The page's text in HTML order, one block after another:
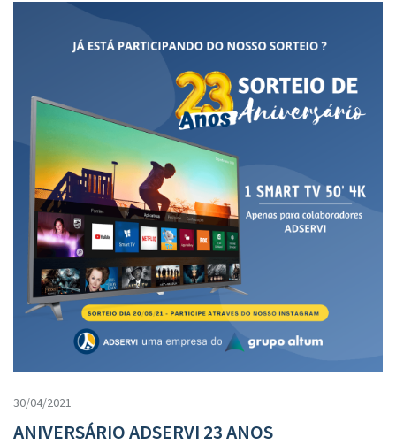
30/04/2021
ANIVERSÁRIO ADSERVI 23 ANOS